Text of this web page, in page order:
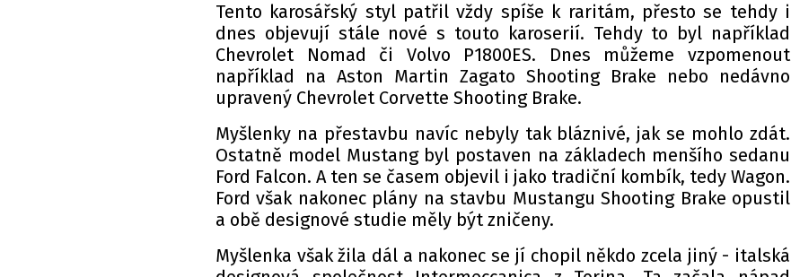
Tento karosářský styl patřil vždy spíše k raritám, přesto se tehdy i
dnes objevují stále nové s touto karoserií. Tehdy to byl například
Chevrolet Nomad či Volvo P1800ES. Dnes můžeme vzpomenout
například na Aston Martin Zagato Shooting Brake nebo nedávno
upravený Chevrolet Corvette Shooting Brake.
Myšlenky na přestavbu navíc nebyly tak bláznivé, jak se mohlo zdát.
Ostatně model Mustang byl postaven na základech menšího sedanu
Ford Falcon. A ten se časem objevil i jako tradiční kombík, tedy Wagon.
Ford však nakonec plány na stavbu Mustangu Shooting Brake opustil
a obě designové studie měly být zničeny.
Myšlenka však žila dál a nakonec se jí chopil někdo zcela jiný - italská